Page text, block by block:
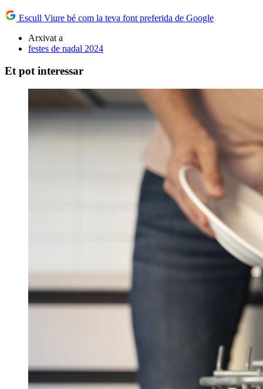
Escull Viure bé com la teva font preferida de Google
Arxivat a
festes de nadal 2024
Et pot interessar